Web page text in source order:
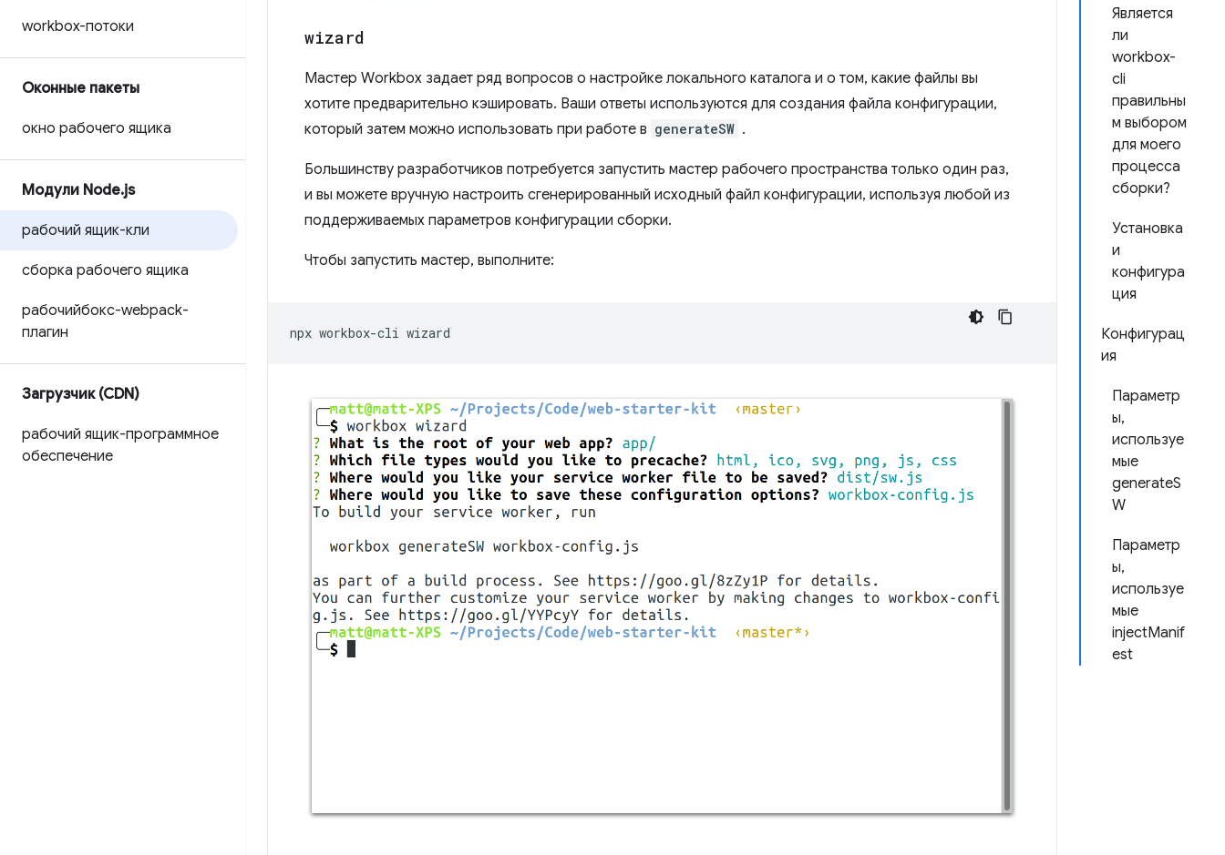
workbox-потоки
Оконные пакеты
окно рабочего ящика
Модули Node.js
рабочий ящик-кли
сборка рабочего ящика
рабочийбокс-webpack-
плагин
Загрузчик (CDN)
рабочий ящик-программное
обеспечение
Является
ли
workbox-
cli
правильны
м выбором
для моего
процесса
сборки?
Установка
и
конфигура
ция
Конфигурац
ия
Параметр
ы,
используе
мые
generateS
W
Параметр
ы,
используе
мые
injectManif
est
wizard
Мастер Workbox задает ряд вопросов о настройке локального каталога и о том, какие файлы вы
хотите предварительно кэшировать. Ваши ответы используются для создания файла конфигурации,
который затем можно использовать при работе в generateSW .
Большинству разработчиков потребуется запустить мастер рабочего пространства только один раз,
и вы можете вручную настроить сгенерированный исходный файл конфигурации, используя любой из
поддерживаемых параметров конфигурации сборки.
Чтобы запустить мастер, выполните:
npx workbox-cli